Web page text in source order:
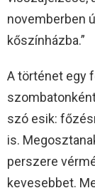
novemberben
kőszínházba.”
A történet egy
szó esik:
is.
perszere
kevesebbet.